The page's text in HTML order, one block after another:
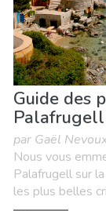
Guide des
Palafrugell
par Gaël
Nous vous
Palafrugell sur
les plus belles